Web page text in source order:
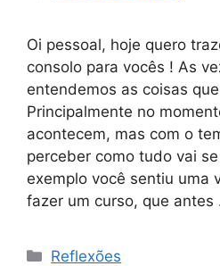
Oi pessoal, hoje quero
consolo para vocês ! As
entendemos as coisas
Principalmente no
acontecem, mas com o
perceber como tudo vai
exemplo você sentiu uma
fazer um curso, que antes
Categorias
Reflexões